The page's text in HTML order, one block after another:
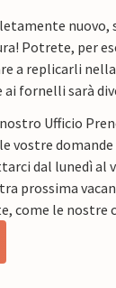
nuovo,
Potrete, per
a replicarli
ai fornelli sarà
Ufficio
vostre
dal lunedì al
prossima
come le nostre